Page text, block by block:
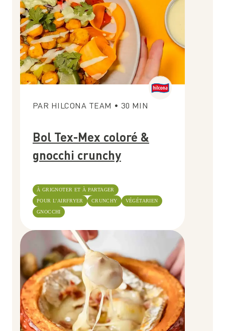
PAR HILCONA TEAM • 30 MIN
Bol Tex-Mex coloré &
gnocchi crunchy
À GRIGNOTER ET À PARTAGER
POUR L’AIRFRYER
CRUNCHY
VÉGÉTARIEN
GNOCCHI